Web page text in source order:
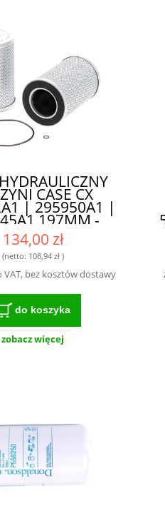
CASE CX
| 295950A1 |
197MM -
DO
WARUNKÓW
PRACY
134,00 zł
(netto: 108,94 zł)
VAT, bez kosztów dostawy
do koszyka
zobacz więcej